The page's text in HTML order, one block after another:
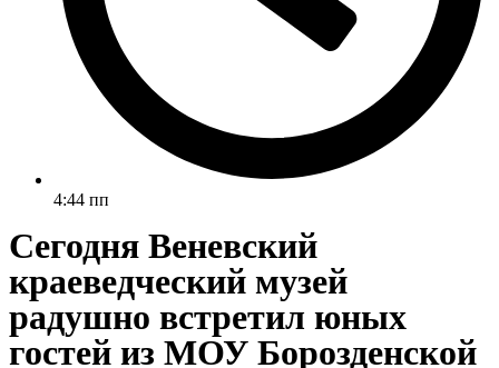
4:44 пп
Сегодня Веневский
краеведческий музей
радушно встретил юных
гостей из МОУ Борозденской